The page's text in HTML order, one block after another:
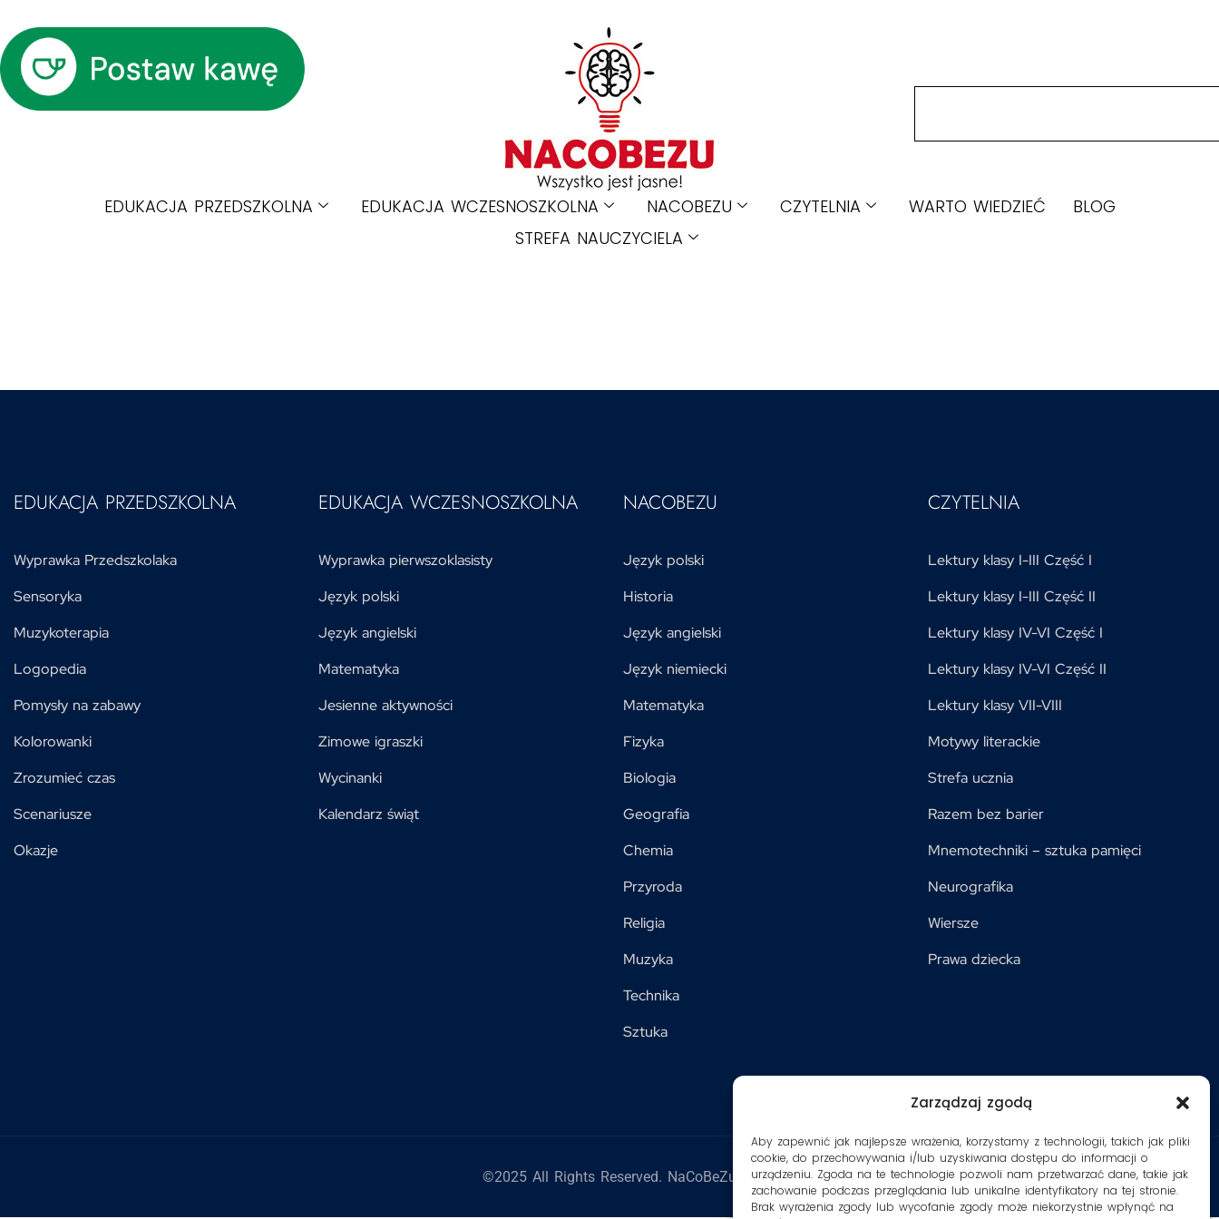
Zarządzaj zgodą
Aby zapewnić jak najlepsze wrażenia, korzystamy z technologii, takich jak pliki
cookie, do przechowywania i/lub uzyskiwania dostępu do informacji o
urządzeniu. Zgoda na te technologie pozwoli nam przetwarzać dane, takie jak
zachowanie podczas przeglądania lub unikalne identyfikatory na tej stronie.
Brak wyrażenia zgody lub wycofanie zgody może niekorzystnie wpłynąć na
EDUKACJA PRZEDSZKOLNA EDUKACJA WCZESNOSZKOLNA NACOBEZU CZYTELNIA WARTO WIEDZIEĆ
BLOG
STREFA NAUCZYCIELA
EDUKACJA PRZEDSZKOLNA
Wyprawka Przedszkolaka
Sensoryka
Muzykoterapia
Logopedia
Pomysły na zabawy
Kolorowanki
Zrozumieć czas
Scenariusze
Okazje
EDUKACJA WCZESNOSZKOLNA
Wyprawka pierwszoklasisty
Język polski
Język angielski
Matematyka
Jesienne aktywności
Zimowe igraszki
Wycinanki
Kalendarz świąt
NACOBEZU
Język polski
Historia
Język angielski
Język niemiecki
Matematyka
Fizyka
Biologia
Geografia
Chemia
Przyroda
Religia
Muzyka
Technika
Sztuka
CZYTELNIA
Lektury klasy I-III Część I
Lektury klasy I-III Część II
Lektury klasy IV-VI Część I
Lektury klasy IV-VI Część II
Lektury klasy VII-VIII
Motywy literackie
Strefa ucznia
Razem bez barier
Mnemotechniki – sztuka pamięci
Neurografika
Wiersze
Prawa dziecka
©2025 All Rights Reserved. NaCoBeZu